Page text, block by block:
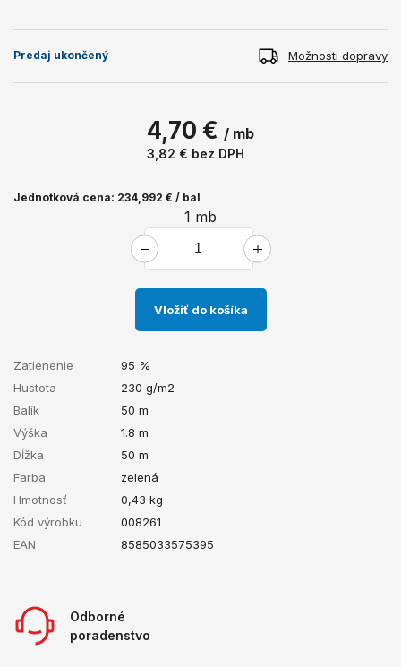
Predaj ukončený Možnosti dopravy
4,70 € / mb
3,82 € bez DPH
Jednotková cena: 234,992 € / bal
1 mb
Vložiť do košíka
Zatienenie
95 %
Hustota
230 g/m2
Balík
50 m
Výška
1.8 m
Dĺžka
50 m
Farba
zelená
Hmotnosť
0,43 kg
Kód výrobku
008261
EAN
8585033575395
Odborné
poradenstvo